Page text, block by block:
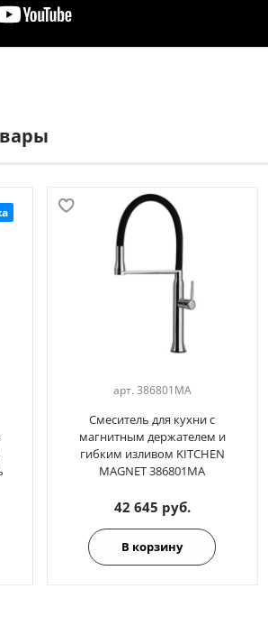
арт. 386801MA
Смеситель для кухни с
магнитным держателем и
гибким изливом KITCHEN
MAGNET 386801MA
42 645 руб.
В корзину